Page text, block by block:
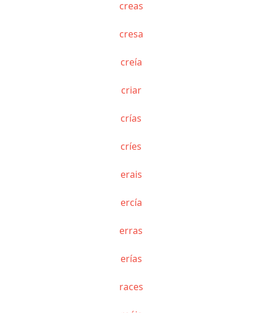
creas
cresa
creía
criar
crías
críes
erais
ercía
erras
erías
races